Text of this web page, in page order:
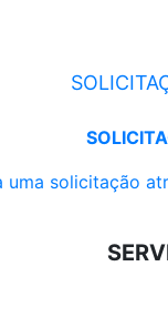
uma solicitação